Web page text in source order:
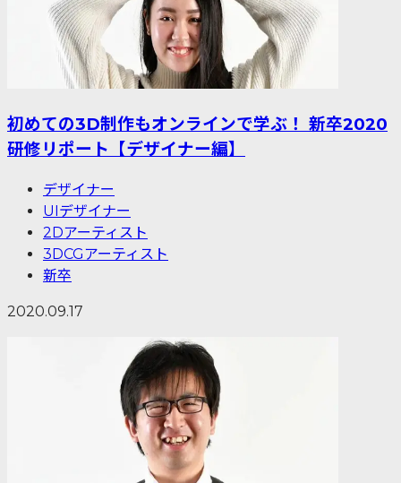
初めての3D制作もオンラインで学ぶ！ 新卒2020
研修リポート【デザイナー編】
デザイナー
UIデザイナー
2Dアーティスト
3DCGアーティスト
新卒
2020.09.17